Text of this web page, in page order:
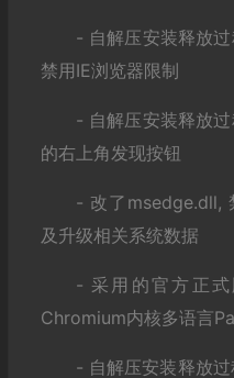
- 自解压安装释放
禁用IE浏览器限制
- 自解压安装释放
的右上角发现按钮
- 改了msedge.dll,
及升级相关系统数据
- 采用的官方正
Chromium内核多语言
- 自解压安装释放